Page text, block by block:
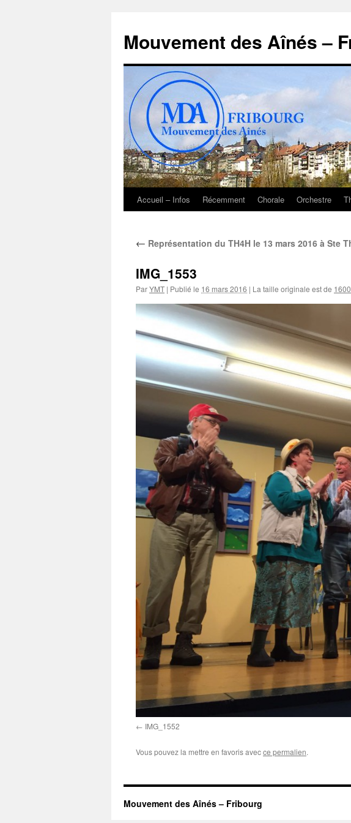
contenu
Mouvement des Aînés –
Accueil – Infos Récemment Chorale Orchestre
← Représentation du TH4H le 13 mars 2016 à Ste
IMG_1553
ParYMT | Publié le 16 mars 2016 | La taille originale est de
IMG_1552
Vous pouvez la mettre en favoris avecce permalien.
Mouvement des Aînés – Fribourg